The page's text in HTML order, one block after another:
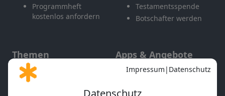
Programmheft
kostenlos anfordern
Testamentsspende
Botschafter werden
Themen
Gott und Bibel erklärt
Apps & Angebote
Mobile App